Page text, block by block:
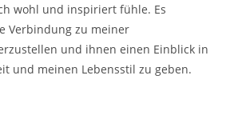
wohl und inspiriert fühle. Es
Verbindung zu meiner
und ihnen einen Einblick in
und meinen Lebensstil zu geben.